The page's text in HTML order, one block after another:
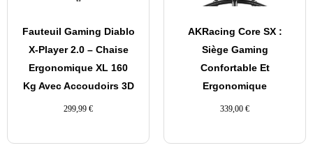
Fauteuil Gaming Diablo
X-Player 2.0 – Chaise
Ergonomique XL 160
Kg Avec Accoudoirs 3D
299,99 €
AKRacing Core SX :
Siège Gaming
Confortable Et
Ergonomique
339,00 €